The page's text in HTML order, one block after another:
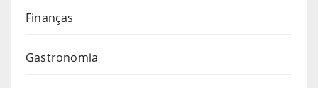
Finanças
Gastronomia